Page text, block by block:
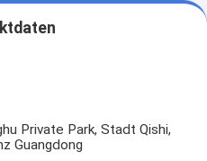
Private Park, Stadt Qishi,
Guangdong